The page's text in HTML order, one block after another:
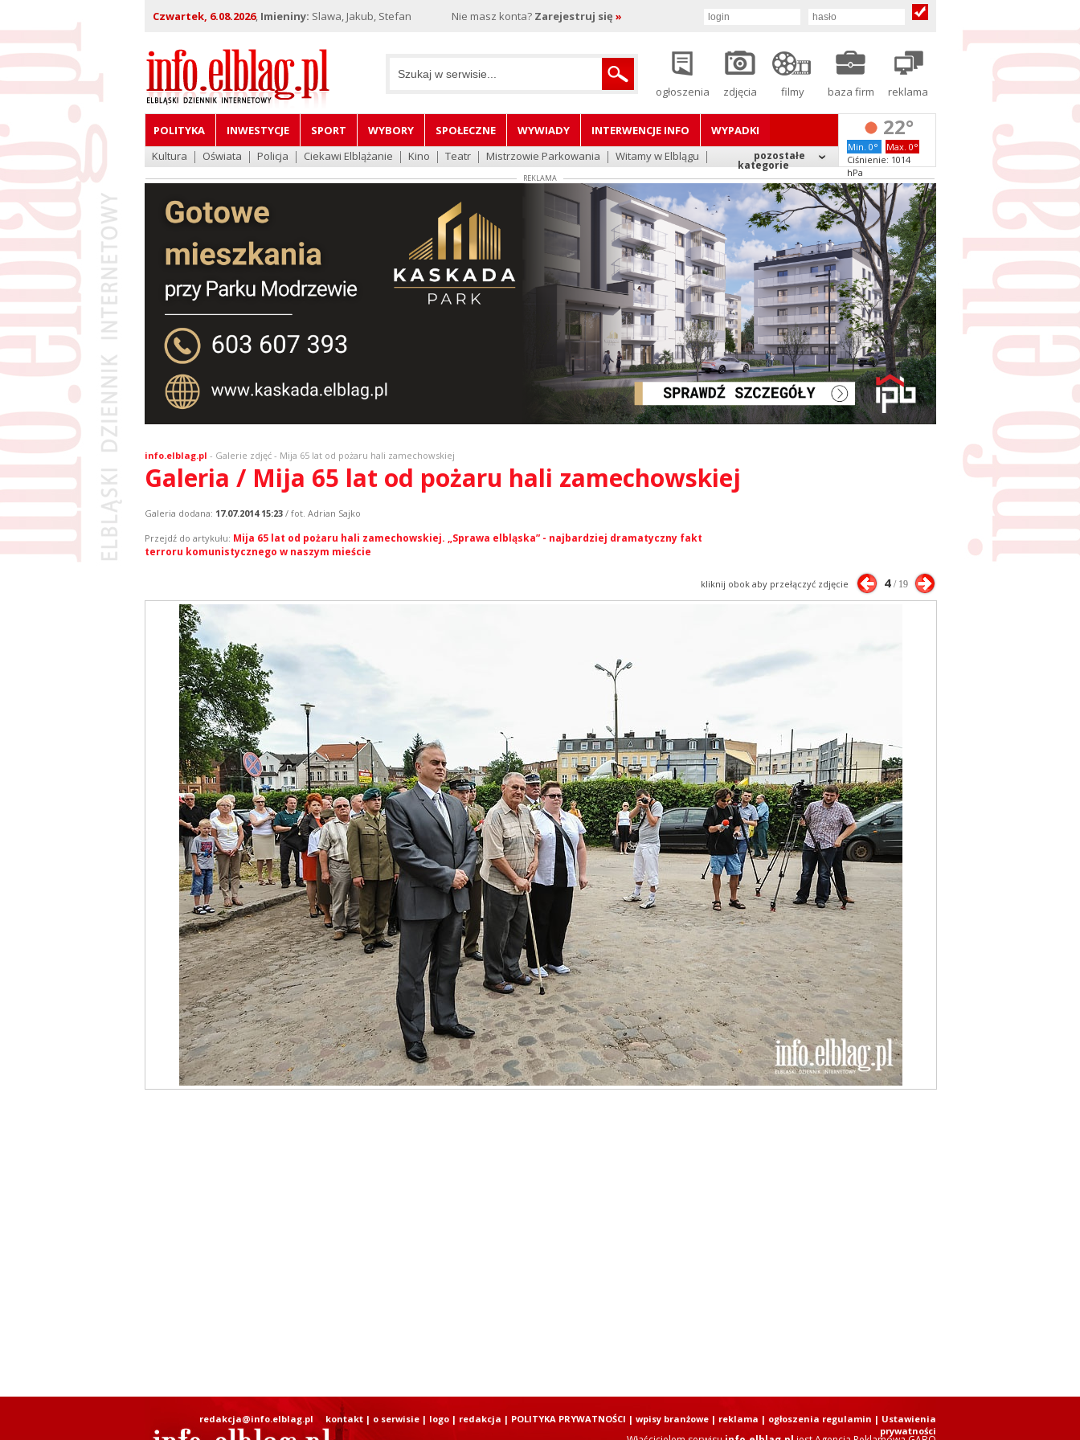
Czwartek, 6.08.2026, Imieniny: Slawa, Jakub, Stefan Nie masz konta? Zarejestruj się »
ogłoszenia zdjęcia filmy baza firm reklama
POLITYKA INWESTYCJE SPORT WYBORY SPOŁECZNE WYWIADY INTERWENCJE INFO
WYPADKI
Kultura
Oświata Policja Ciekawi Elblążanie Kino Teatr Mistrzowie Parkowania Witamy w Elblągu pozostałe
kategorie
22°
Min. 0°
Max. 0°
Ciśnienie: 1014
hPa
REKLAMA
info.elblag.pl - Galerie zdjęć- Mija 65 lat od pożaru hali zamechowskiej
Galeria / Mija 65 lat od pożaru hali zamechowskiej
Galeria dodana: 17.07.2014 15:23/ fot. Adrian Sajko
Przejdź do artykułu: Mija 65 lat od pożaru hali zamechowskiej. „Sprawa elbląska” - najbardziej dramatyczny fakt
terroru komunistycznego w naszym mieście
kliknij obok aby przełączyć zdjęcie 4/ 19
redakcja@info.elblag.pl kontakt| o serwisie| logo| redakcja | POLITYKA PRYWATNOŚCI | wpisy branżowe| reklama | ogłoszenia regulamin | Ustawienia
prywatności